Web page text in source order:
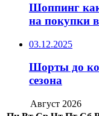
Шоппинг
на покупки
03.12.2025
Шорты до
сезона
Август 2026